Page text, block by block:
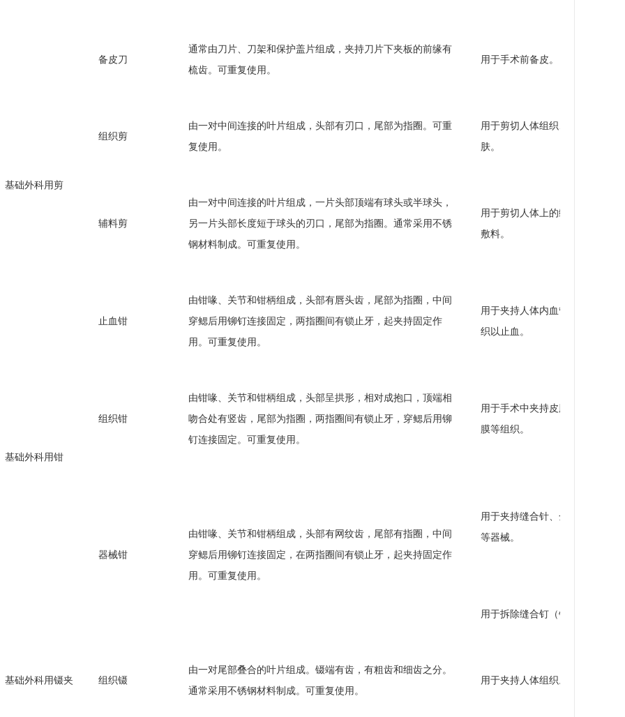
备皮刀
通常由刀片、刀架和保护盖片组成，夹持刀片下夹板的前缘有
梳齿。可重复使用。
用于手术前备皮。
基础外科用剪
组织剪
由一对中间连接的叶片组成，头部有刃口，尾部为指圈。可重
复使用。
用于剪切人体组织、皮
肤。
辅料剪
由一对中间连接的叶片组成，一片头部顶端有球头或半球头，
另一片头部长度短于球头的刃口，尾部为指圈。通常采用不锈
钢材料制成。可重复使用。
用于剪切人体上的缝线、
敷料。
基础外科用钳
止血钳
由钳喙、关节和钳柄组成，头部有唇头齿，尾部为指圈，中间
穿鳃后用铆钉连接固定，两指圈间有锁止牙，起夹持固定作
用。可重复使用。
用于夹持人体内血管、组
织以止血。
组织钳
由钳喙、关节和钳柄组成，头部呈拱形，相对成抱口，顶端相
吻合处有竖齿，尾部为指圈，两指圈间有锁止牙，穿鳃后用铆
钉连接固定。可重复使用。
用于手术中夹持皮肤、筋
膜等组织。
器械钳
由钳喙、关节和钳柄组成，头部有网纹齿，尾部有指圈，中间
穿鳃后用铆钉连接固定，在两指圈间有锁止牙，起夹持固定作
用。可重复使用。
用于夹持缝合针、金属夹
等器械。
用于拆除缝合钉（针）。
基础外科用镊夹 组织镊
由一对尾部叠合的叶片组成。镊端有齿，有粗齿和细齿之分。
通常采用不锈钢材料制成。可重复使用。
用于夹持人体组织。